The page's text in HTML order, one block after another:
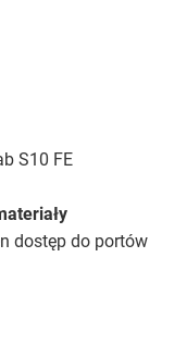
S10 FE
dostęp do portów